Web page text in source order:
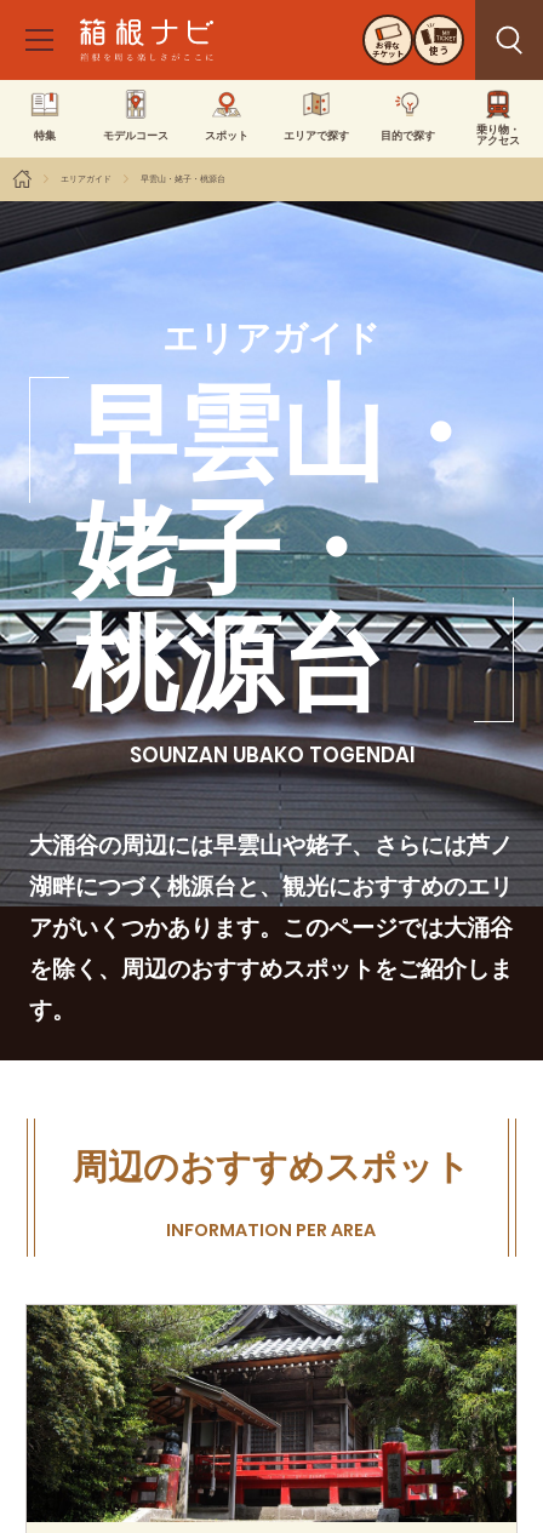
お得な
チケット 使う
特集 モデルコース スポット エリアで探す 目的で探す
乗り物・
アクセス
エリアガイド 早雲山・姥子・桃源台
エリアガイド
早雲山・
姥子・
桃源台
SOUNZAN UBAKO TOGENDAI
大涌谷の周辺には早雲山や姥子、さらには芦ノ
湖畔につづく桃源台と、観光におすすめのエリ
アがいくつかあります。このページでは大涌谷
を除く、周辺のおすすめスポットをご紹介しま
す。
周辺のおすすめスポット
INFORMATION PER AREA